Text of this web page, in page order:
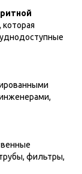
, которая
фильтры,